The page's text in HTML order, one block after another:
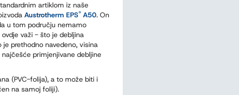
artiklom iz naše
Austrotherm EPS® A50. On
u tom području nemamo
važi - što je debljina
prethodno navedeno, visina
primjenjivane debljine
(PVC-folija), a to može biti i
na samoj foliji).